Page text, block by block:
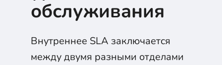
обслуживания
Внутреннее SLA заключается
между двумя разными отделами